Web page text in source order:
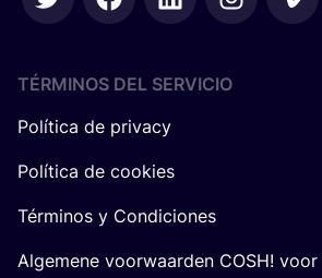
TÉRMINOS DEL SERVICIO
Política de privacy
Política de cookies
Términos y Condiciones
Algemene voorwaarden COSH!